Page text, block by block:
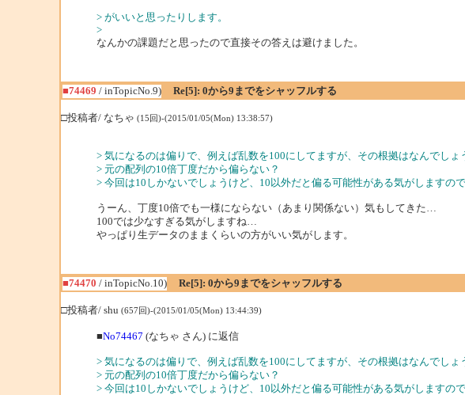
> がいいと思ったりします。
>
なんかの課題だと思ったので直接その答えは避けました。
■74469 / inTopicNo.9)
Re[5]: 0から9までをシャッフルする
□投稿者/ なちゃ (15回)-(2015/01/05(Mon) 13:38:57)
> 気になるのは偏りで、例えば乱数を100にしてますが、その根拠はなんでしょ
> 元の配列の10倍丁度だから偏らない？
> 今回は10しかないでしょうけど、10以外だと偏る可能性がある気がしますの
うーん、丁度10倍でも一様にならない（あまり関係ない）気もしてきた…
100では少なすぎる気がしますね…
やっぱり生データのままくらいの方がいい気がします。
■74470 / inTopicNo.10)
Re[5]: 0から9までをシャッフルする
□投稿者/ shu (657回)-(2015/01/05(Mon) 13:44:39)
■No74467 (なちゃ さん) に返信
> 気になるのは偏りで、例えば乱数を100にしてますが、その根拠はなんでしょ
> 元の配列の10倍丁度だから偏らない？
> 今回は10しかないでしょうけど、10以外だと偏る可能性がある気がしますの